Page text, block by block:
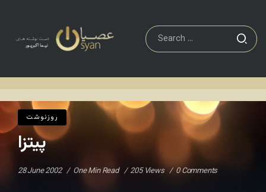
روزنوشت
پیتزا
28 June 2002 One Min Read 205 Views 0 Comments